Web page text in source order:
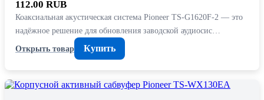
112.00 RUB
Коаксиальная акустическая система Pioneer TS-G1620F-2 — это
надёжное решение для обновления заводской аудиосис…
Открыть товар
Купить